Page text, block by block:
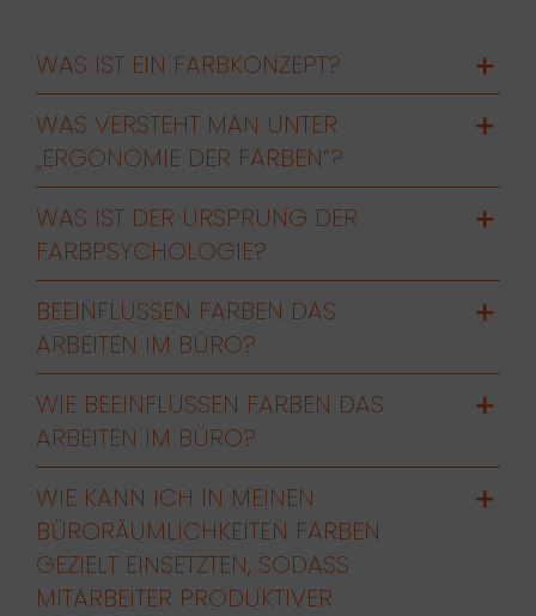
WAS IST EIN FARBKONZEPT?
WAS VERSTEHT MAN UNTER
„ERGONOMIE DER FARBEN“?
WAS IST DER URSPRUNG DER
FARBPSYCHOLOGIE?
BEEINFLUSSEN FARBEN DAS
ARBEITEN IM BÜRO?
WIE BEEINFLUSSEN FARBEN DAS
ARBEITEN IM BÜRO?
WIE KANN ICH IN MEINEN
BÜRORÄUMLICHKEITEN FARBEN
GEZIELT EINSETZTEN, SODASS
MITARBEITER PRODUKTIVER